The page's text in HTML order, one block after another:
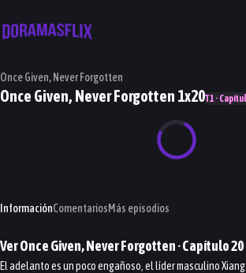
Once Given, Never Forgotten
Once Given, Never Forgotten 1x20T1 ·
InformaciónComentariosMás episodios
VerOnce Given, Never Forgotten· Capítulo20
El adelanto es un poco engañoso, el líder masculino